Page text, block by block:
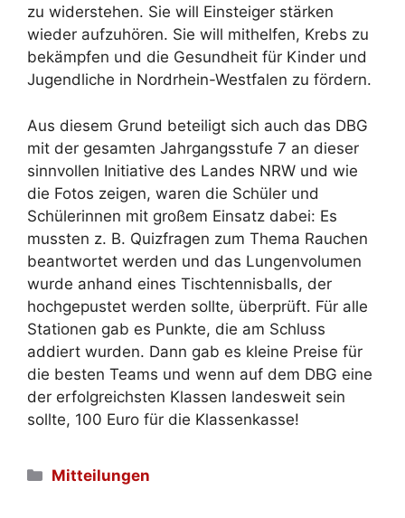
zu widerstehen. Sie will Einsteiger stärken
wieder aufzuhören. Sie will mithelfen, Krebs zu
bekämpfen und die Gesundheit für Kinder und
Jugendliche in Nordrhein-Westfalen zu fördern.
Aus diesem Grund beteiligt sich auch das DBG
mit der gesamten Jahrgangsstufe 7 an dieser
sinnvollen Initiative des Landes NRW und wie
die Fotos zeigen, waren die Schüler und
Schülerinnen mit großem Einsatz dabei: Es
mussten z. B. Quizfragen zum Thema Rauchen
beantwortet werden und das Lungenvolumen
wurde anhand eines Tischtennisballs, der
hochgepustet werden sollte, überprüft. Für alle
Stationen gab es Punkte, die am Schluss
addiert wurden. Dann gab es kleine Preise für
die besten Teams und wenn auf dem DBG eine
der erfolgreichsten Klassen landesweit sein
sollte, 100 Euro für die Klassenkasse!
Kategorien
Mitteilungen